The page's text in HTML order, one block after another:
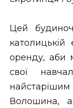
Цей
оренду, аби
свої
Волошина,